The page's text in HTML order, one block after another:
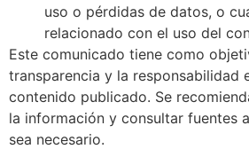
uso o pérdidas de datos, o
relacionado con el uso del
Este comunicado tiene como
transparencia y la responsabilidad
contenido publicado. Se
la información y consultar fuentes
sea necesario.